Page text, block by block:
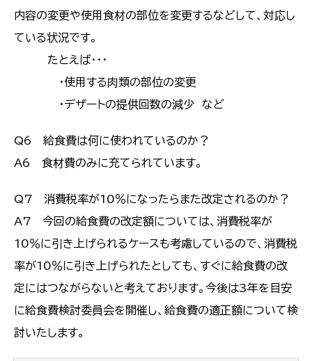
内容の変更や使用食材の部位を変更するなどして、対応し
ている状況です。
たとえば・・・
・使用する肉類の部位の変更
・デザートの提供回数の減少 など
Q6 給食費は何に使われているのか？
A6 食材費のみに充てられています。
Q7 消費税率が10％になったらまた改定されるのか？
A7 今回の給食費の改定額については、消費税率が
10％に引き上げられるケースも考慮しているので、消費税
率が10％に引き上げられたとしても、すぐに給食費の改
定にはつながらないと考えております。今後は3年を目安
に給食費検討委員会を開催し、給食費の適正額について検
討いたします。